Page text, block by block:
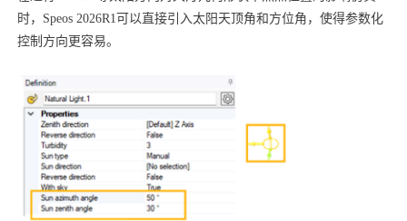
时，Speos 2026R1可以直接引入太阳天顶角和方位角，使得参数化
控制方向更容易。